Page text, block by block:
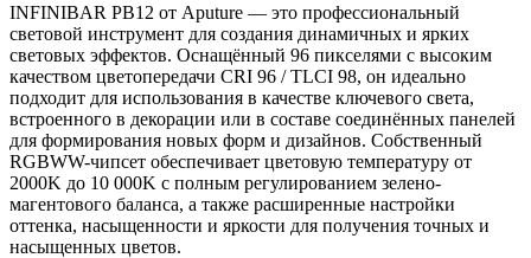
INFINIBAR PB12 от Aputure — это профессиональный
световой инструмент для создания динамичных и ярких
световых эффектов. Оснащённый 96 пикселями с высоким
качеством цветопередачи CRI 96 / TLCI 98, он идеально
подходит для использования в качестве ключевого света,
встроенного в декорации или в составе соединённых панелей
для формирования новых форм и дизайнов. Собственный
RGBWW-чипсет обеспечивает цветовую температуру от
2000K до 10 000K с полным регулированием зелено-
магентового баланса, а также расширенные настройки
оттенка, насыщенности и яркости для получения точных и
насыщенных цветов.